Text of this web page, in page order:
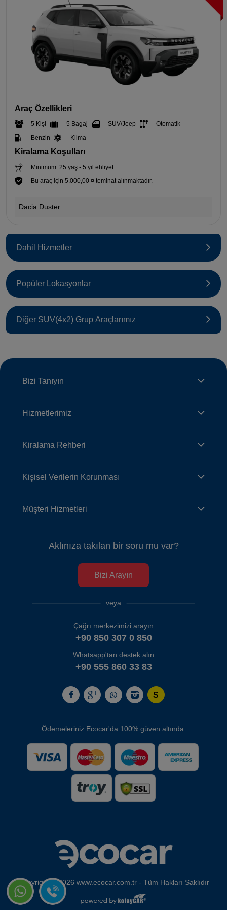
Araç Özellikleri
5 Kişi 5 Bagaj SUV/Jeep
Otomatik
Benzin
Klima
Kiralama Koşulları
Minimum: 25 yaş - 5 yıl ehliyet
Bu araç için 5.000,00 ¤ teminat alınmaktadır.
Dacia Duster
Dahil Hizmetler
Popüler Lokasyonlar
Diğer SUV(4x2) Grup Araçlarımız
Bizi Tanıyın
Hizmetlerimiz
Kiralama Rehberi
Kişisel Verilerin Korunması
Müşteri Hizmetleri
Aklınıza takılan bir soru mu var?
Bizi Arayın
veya
Çağrı merkezimizi arayın
+90 850 307 0 850
Whatsapp'tan destek alın
+90 555 860 33 83
Ödemeleriniz Ecocar'da 100% güven altında.
Copyright © 2026 www.ecocar.com.tr - Tüm Hakları Saklıdır